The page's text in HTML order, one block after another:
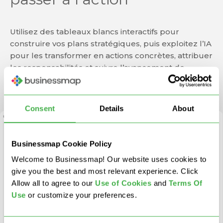
Consent Details About
Businessmap Cookie Policy
Welcome to Businessmap! Our website uses cookies to
give you the best and most relevant experience. Click
Allow all to agree to our Use of Cookies and Terms Of
Use or customize your preferences.
Utilisez des tableaux blancs interactifs pour
construire vos plans stratégiques, puis exploitez l’IA
pour les transformer en actions concrètes, attribuer
les responsabilités et suivre l’avancement de
manière intelligente.